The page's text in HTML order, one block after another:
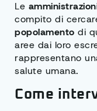
Le
compito di
popolamento di
aree dai loro
rappresentano
salute umana.
Come